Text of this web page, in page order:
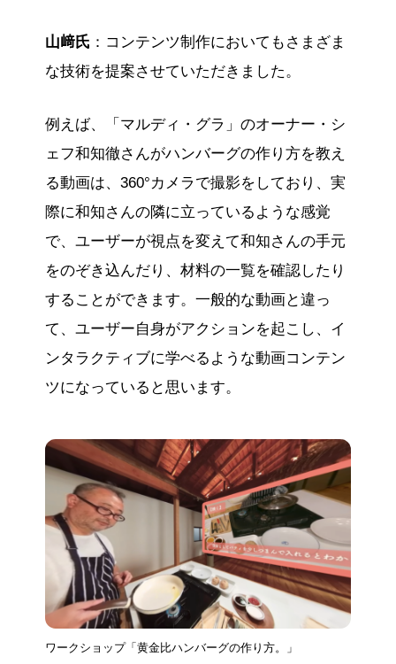
山﨑氏 ：コンテンツ制作においてもさまざま
な技術を提案させていただきました。
例えば、「マルディ・グラ」のオーナー・シ
ェフ和知徹さんがハンバーグの作り方を教え
る動画は、360°カメラで撮影をしており、実
際に和知さんの隣に立っているような感覚
で、ユーザーが視点を変えて和知さんの手元
をのぞき込んだり、材料の一覧を確認したり
することができます。一般的な動画と違っ
て、ユーザー自身がアクションを起こし、イ
ンタラクティブに学べるような動画コンテン
ツになっていると思います。
ワークショップ「黄金比ハンバーグの作り方。」